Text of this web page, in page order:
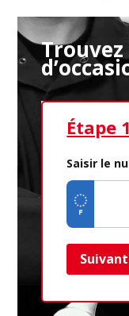
Étape
Saisir le
Suivant